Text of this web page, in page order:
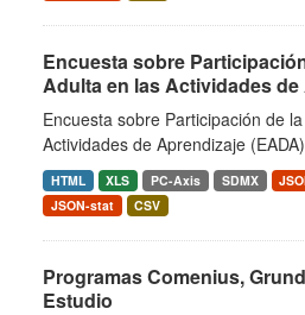
Encuesta sobre
Adulta en las Actividades
Encuesta sobre Participación de
Actividades de Aprendizaje
HTML XLS PC-Axis SDMX
JSON-stat
CSV
Programas Comenius,
Estudio